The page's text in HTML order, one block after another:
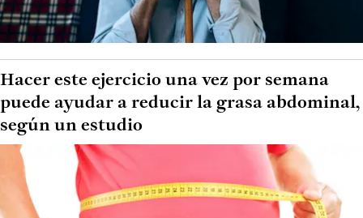
Hacer este ejercicio una vez por semana
puede ayudar a reducir la grasa abdominal,
según un estudio